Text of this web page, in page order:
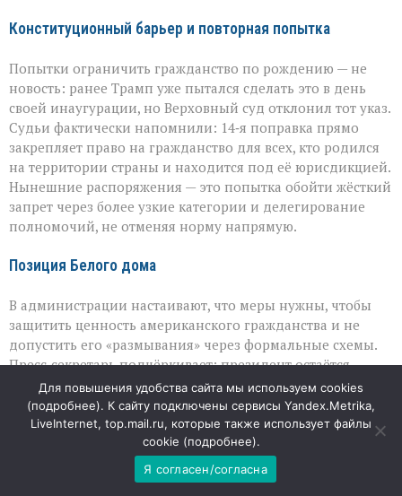
Конституционный барьер и повторная попытка
Попытки ограничить гражданство по рождению — не
новость: ранее Трамп уже пытался сделать это в день
своей инаугурации, но Верховный суд отклонил тот указ.
Судьи фактически напомнили: 14‑я поправка прямо
закрепляет право на гражданство для всех, кто родился
на территории страны и находится под её юрисдикцией.
Нынешние распоряжения — это попытка обойти жёсткий
запрет через более узкие категории и делегирование
полномочий, не отменяя норму напрямую.
Позиция Белого дома
В администрации настаивают, что меры нужны, чтобы
защитить ценность американского гражданства и не
допустить его «размывания» через формальные схемы.
Пресс‑секретарь подчёркивает: президент остаётся
твёрдо убеждён в необходимости сохранять баланс
между гостеприимством и строгим соблюдением
законов. При этом критики видят в этих шагах
политический сигнал: акцент на жёстком контроле
миграции остаётся одним из главных элементов
повестки, даже если путь к масштабным изменениям
Для повышения удобства сайта мы используем cookies
(подробнее). К сайту подключены сервисы Yandex.Metrika,
LiveInternet, top.mail.ru, которые также использует файлы
cookie (подробнее).
Я согласен/согласна